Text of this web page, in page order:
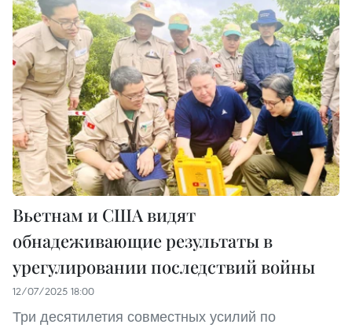
Вьетнам и США видят
обнадеживающие результаты в
урегулировании последствий войны
12/07/2025 18:00
Три десятилетия совместных усилий по